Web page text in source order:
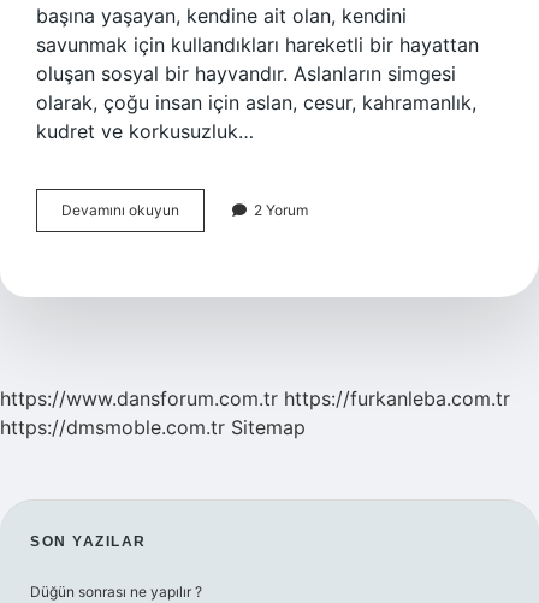
başına yaşayan, kendine ait olan, kendini
savunmak için kullandıkları hareketli bir hayattan
oluşan sosyal bir hayvandır. Aslanların simgesi
olarak, çoğu insan için aslan, cesur, kahramanlık,
kudret ve korkusuzluk…
Devamını okuyun
ne
2 Yorum
https://www.dansforum.com.tr https://furkanleba.com.tr
https://dmsmoble.com.tr Sitemap
SIDEBAR
SON YAZILAR
Düğün sonrası ne yapılır ?